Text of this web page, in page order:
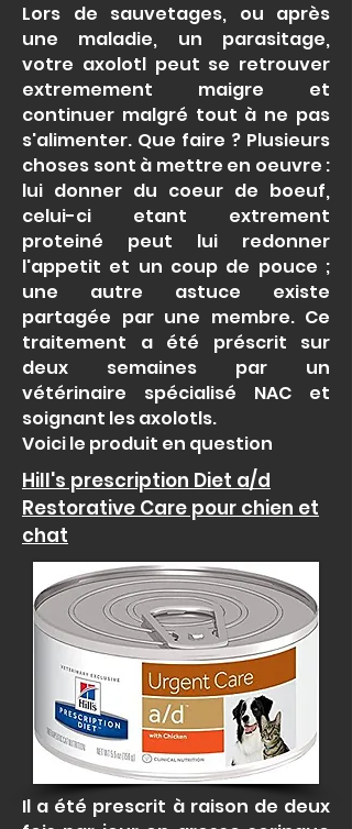
Lors de sauvetages, ou après
une maladie, un parasitage,
votre axolotl peut se retrouver
extremement maigre et
continuer malgré tout à ne pas
s'alimenter. Que faire ? Plusieurs
choses sont à mettre en oeuvre :
lui donner du coeur de boeuf,
celui-ci etant extrement
proteiné peut lui redonner
l'appetit et un coup de pouce ;
une autre astuce existe
partagée par une membre. Ce
traitement a été préscrit sur
deux semaines par un
vétérinaire spécialisé NAC et
soignant les axolotls.
Voici le produit en question
Hill's prescription Diet a/d
Restorative Care pour chien et
chat
Il a été prescrit à raison de deux